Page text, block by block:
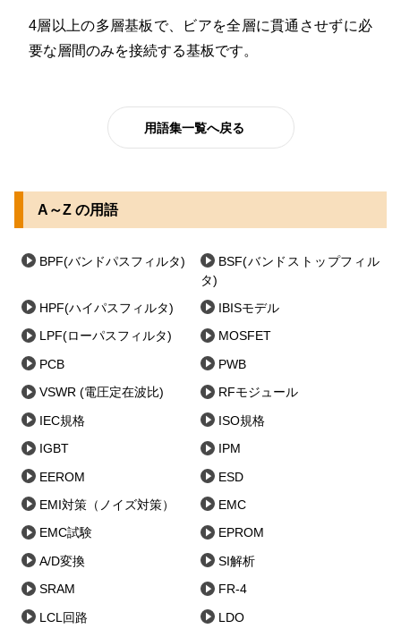
4層以上の多層基板で、ビアを全層に貫通させずに必
要な層間のみを接続する基板です。
用語集一覧へ戻る
A～Z の用語
BPF(バンドパスフィルタ)
BSF(バンドストップフィル
タ)
HPF(ハイパスフィルタ) IBISモデル
LPF(ローパスフィルタ) MOSFET
PCB PWB
VSWR (電圧定在波比) RFモジュール
IEC規格 ISO規格
IGBT IPM
EEROM ESD
EMI対策（ノイズ対策） EMC
EMC試験 EPROM
A/D変換 SI解析
SRAM FR-4
LCL回路 LDO